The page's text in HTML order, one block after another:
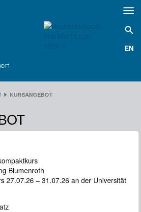
EN
KURSANGEBOT
Blumenroth
27.07.26 – 31.07.26 an der Universität